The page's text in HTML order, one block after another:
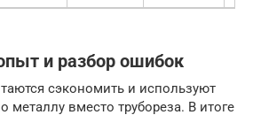
и разбор ошибок
сэкономить и используют
вместо трубореза. В итоге